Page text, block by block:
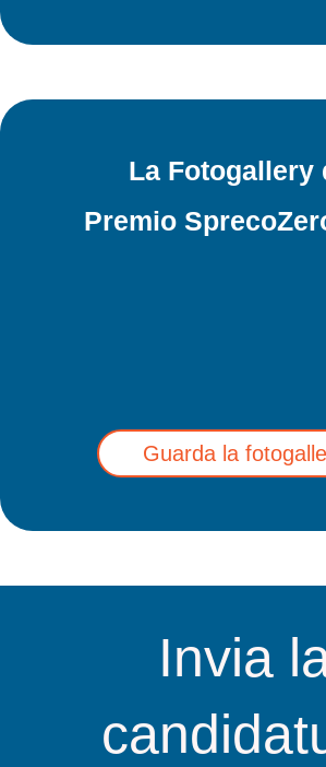
La Fotogallery
Premio
Guarda la
Invia